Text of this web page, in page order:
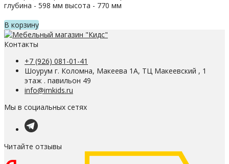
глубина - 598 мм высота - 770 мм
В корзину
Контакты
+7 (926) 081-01-41
Шоурум г. Коломна, Макеева 1А, ТЦ Макеевский , 1
этаж . павильон 49
info@imkids.ru
Мы в социальных сетях
Читайте отзывы